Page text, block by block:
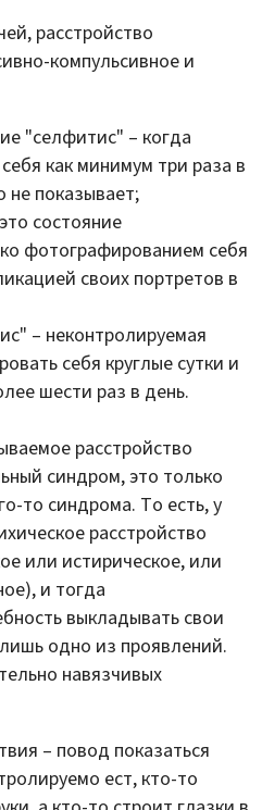
расстройство
компульсивное и
"селфитис" – когда
как минимум три раза в
не показывает;
состояние
фотографированием себя
своих портретов в
– неконтролируемая
себя круглые сутки и
шести раз в день.
расстройство
синдром, это только
то синдрома. То есть, у
расстройство
или истирическое, или
и тогда
выкладывать свои
одно из проявлений.
навязчивых
– повод показаться
ест, кто-то